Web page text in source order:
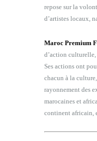
repose sur la
d’artistes locaux,
Maroc Premium
d’action culturelle,
Ses actions ont
chacun à la
rayonnement des
marocaines et
continent africain,